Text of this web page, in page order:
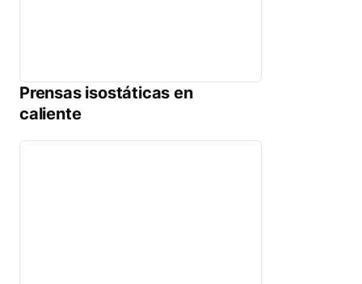
Prensas isostáticas en
caliente